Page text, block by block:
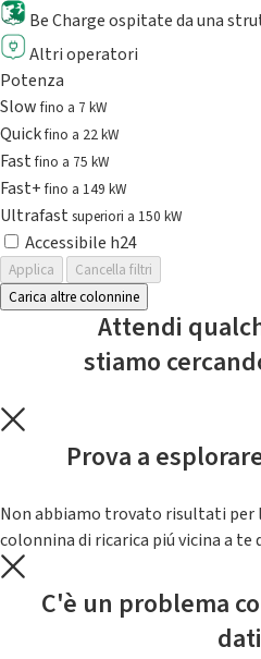
Be Charge ospitate da una
Altri operatori
Potenza
Slowfino a 7 kW
Quickfino a 22 kW
Fastfino a 75 kW
Fast+fino a 149 kW
Ultrafast superiori a 150 kW
Accessibile h24
Applica
Cancella filtri
Carica altre colonnine
Attendi
stiamo
Prova a
Non abbiamo trovato risultati per
colonnina di ricarica piú vicina a
C'è un problema